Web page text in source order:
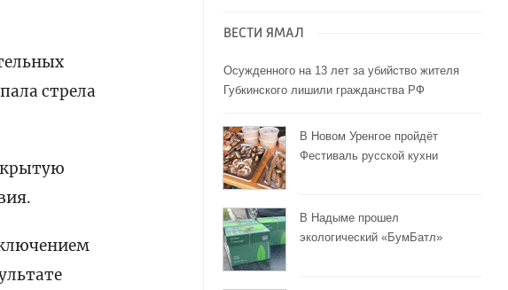
стрела
ВЕСТИ ЯМАЛ
Осужденного на 13 лет за убийство жителя
Губкинского лишили гражданства РФ
В Новом Уренгое пройдёт
Фестиваль русской кухни
В Надыме прошел
экологический «БумБатл»